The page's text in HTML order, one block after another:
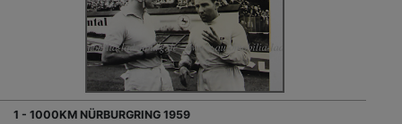
1 - 1000KM NÜRBURGRING 1959